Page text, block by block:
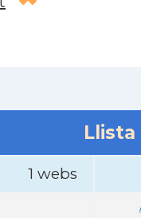
1 webs